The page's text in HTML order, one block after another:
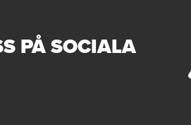
PÅ SOCIALA